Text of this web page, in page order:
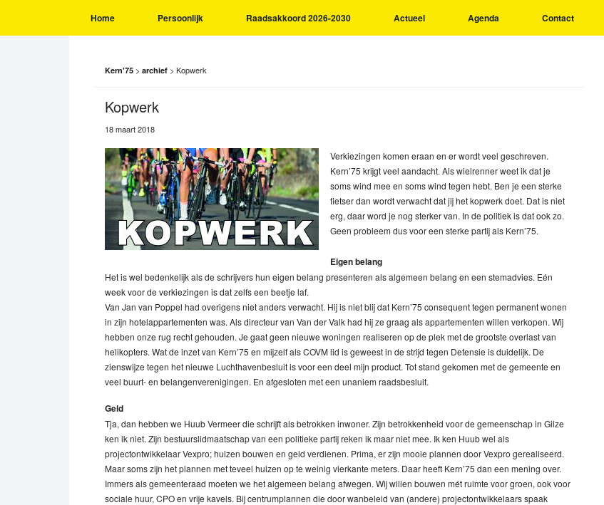
Home Persoonlijk Raadsakkoord 2026-2030 Actueel Agenda Contact
Kern'75 > archief > Kopwerk
Kopwerk
18 maart 2018
Verkiezingen komen eraan en er wordt veel geschreven.
Kern’75 krijgt veel aandacht. Als wielrenner weet ik dat je
soms wind mee en soms wind tegen hebt. Ben je een sterke
fietser dan wordt verwacht dat jij het kopwerk doet. Dat is niet
erg, daar word je nog sterker van. In de politiek is dat ook zo.
Geen probleem dus voor een sterke partij als Kern’75.
Eigen belang
Het is wel bedenkelijk als de schrijvers hun eigen belang presenteren als algemeen belang en een stemadvies. Eén
week voor de verkiezingen is dat zelfs een beetje laf.
Van Jan van Poppel had overigens niet anders verwacht. Hij is niet blij dat Kern’75 consequent tegen permanent wonen
in zijn hotelappartementen was. Als directeur van Van der Valk had hij ze graag als appartementen willen verkopen. Wij
hebben onze rug recht gehouden. Je gaat geen nieuwe woningen realiseren op de plek met de grootste overlast van
helikopters. Wat de inzet van Kern’75 en mijzelf als COVM lid is geweest in de strijd tegen Defensie is duidelijk. De
zienswijze tegen het nieuwe Luchthavenbesluit is voor een deel mijn product. Tot stand gekomen met de gemeente en
veel buurt- en belangenverenigingen. En afgesloten met een unaniem raadsbesluit.
Geld
Tja, dan hebben we Huub Vermeer die schrijft als betrokken inwoner. Zijn betrokkenheid voor de gemeenschap in Gilze
ken ik niet. Zijn bestuurslidmaatschap van een politieke partij reken ik maar niet mee. Ik ken Huub wel als
projectontwikkelaar Vexpro; huizen bouwen en geld verdienen. Prima, er zijn mooie plannen door Vexpro gerealiseerd.
Maar soms zijn het plannen met teveel huizen op te weinig vierkante meters. Daar heeft Kern’75 dan een mening over.
Immers als gemeenteraad moeten we het algemeen belang afwegen. Wij willen bouwen mét ruimte voor groen, ook voor
sociale huur, CPO en vrije kavels. Bij centrumplannen die door wanbeleid van (andere) projectontwikkelaars spaak